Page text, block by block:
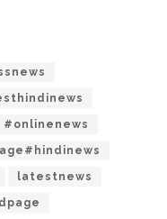
#onlinenews
latestnews